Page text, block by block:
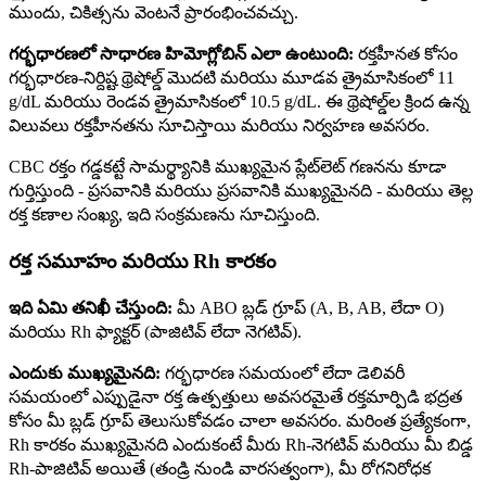
ముందు, చికిత్సను వెంటనే ప్రారంభించవచ్చు.
గర్భధారణలో సాధారణ హిమోగ్లోబిన్ ఎలా ఉంటుంది: రక్తహీనత కోసం
గర్భధారణ-నిర్దిష్ట థ్రెషోల్డ్ మొదటి మరియు మూడవ త్రైమాసికంలో 11
g/dL మరియు రెండవ త్రైమాసికంలో 10.5 g/dL. ఈ థ్రెషోల్డ్‌ల క్రింద ఉన్న
విలువలు రక్తహీనతను సూచిస్తాయి మరియు నిర్వహణ అవసరం.
CBC రక్తం గడ్డకట్టే సామర్థ్యానికి ముఖ్యమైన ప్లేట్‌లెట్ గణనను కూడా
గుర్తిస్తుంది - ప్రసవానికి మరియు ప్రసవానికి ముఖ్యమైనది - మరియు తెల్ల
రక్త కణాల సంఖ్య, ఇది సంక్రమణను సూచిస్తుంది.
రక్త సమూహం మరియు Rh కారకం
ఇది ఏమి తనిఖీ చేస్తుంది: మీ ABO బ్లడ్ గ్రూప్ (A, B, AB, లేదా O)
మరియు Rh ఫ్యాక్టర్ (పాజిటివ్ లేదా నెగటివ్).
ఎందుకు ముఖ్యమైనది: గర్భధారణ సమయంలో లేదా డెలివరీ
సమయంలో ఎప్పుడైనా రక్త ఉత్పత్తులు అవసరమైతే రక్తమార్పిడి భద్రత
కోసం మీ బ్లడ్ గ్రూప్ తెలుసుకోవడం చాలా అవసరం. మరింత ప్రత్యేకంగా,
Rh కారకం ముఖ్యమైనది ఎందుకంటే మీరు Rh-నెగటివ్ మరియు మీ బిడ్డ
Rh-పాజిటివ్ అయితే (తండ్రి నుండి వారసత్వంగా), మీ రోగనిరోధక